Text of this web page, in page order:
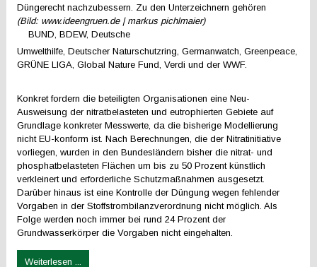
Düngerecht nachzubessern. Zu den Unterzeichnern gehören
(Bild: www.ideengruen.de | markus pichlmaier)
BUND, BDEW, Deutsche
Umwelthilfe, Deutscher Naturschutzring, Germanwatch, Greenpeace,
GRÜNE LIGA, Global Nature Fund, Verdi und der WWF.
Konkret fordern die beteiligten Organisationen eine Neu-
Ausweisung der nitratbelasteten und eutrophierten Gebiete auf
Grundlage konkreter Messwerte, da die bisherige Modellierung
nicht EU-konform ist. Nach Berechnungen, die der Nitratinitiative
vorliegen, wurden in den Bundesländern bisher die nitrat- und
phosphatbelasteten Flächen um bis zu 50 Prozent künstlich
verkleinert und erforderliche Schutzmaßnahmen ausgesetzt.
Darüber hinaus ist eine Kontrolle der Düngung wegen fehlender
Vorgaben in der Stoffstrombilanzverordnung nicht möglich. Als
Folge werden noch immer bei rund 24 Prozent der
Grundwasserkörper die Vorgaben nicht eingehalten.
Weiterlesen ...